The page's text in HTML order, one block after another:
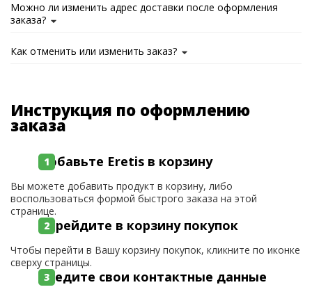
Можно ли изменить адрес доставки после оформления
заказа?
Как отменить или изменить заказ?
Инструкция по оформлению
заказа
Добавьте Eretis в корзину
Вы можете добавить продукт в корзину, либо
воспользоваться формой быстрого заказа на этой
странице.
Перейдите в корзину покупок
Чтобы перейти в Вашу корзину покупок, кликните по иконке
сверху страницы.
Введите свои контактные данные